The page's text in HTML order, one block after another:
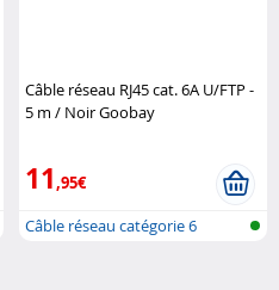
Câble réseau RJ45 cat. 6A U/FTP -
5 m / Noir Goobay
11,95€
Câble réseau catégorie 6